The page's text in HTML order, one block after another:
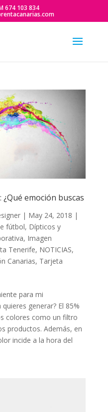
674 103 834
emoción buscas
| May 24, 2018 |
fútbol, Dípticos y
, Imagen
Tenerife, NOTICIAS,
Canarias, Tarjeta
para mi
generar? El 85%
colores como un filtro
productos. Además, en
incide a la hora del